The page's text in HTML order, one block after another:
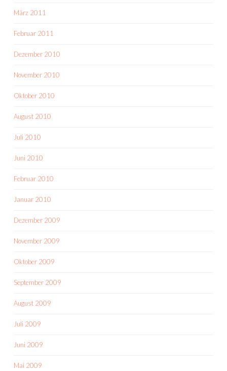
März 2011
Februar 2011
Dezember 2010
November 2010
Oktober 2010
August 2010
Juli 2010
Juni 2010
Februar 2010
Januar 2010
Dezember 2009
November 2009
Oktober 2009
September 2009
August 2009
Juli 2009
Juni 2009
Mai 2009